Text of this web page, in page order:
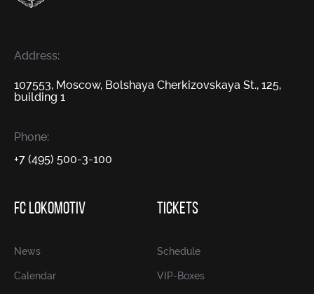
Address:
107553, Moscow, Bolshaya Cherkizovskaya St., 125,
building 1
Phone:
+7 (495) 500-3-100
FC LOKOMOTIV
News
Calendar
TICKETS
Schedule
VIP-Boxes